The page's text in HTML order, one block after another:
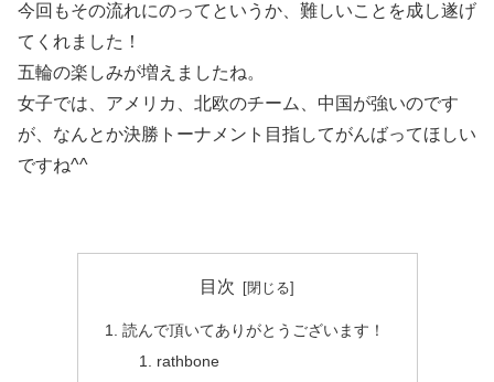
今回もその流れにのってというか、難しいことを成し遂げ
てくれました！
五輪の楽しみが増えましたね。
女子では、アメリカ、北欧のチーム、中国が強いのです
が、なんとか決勝トーナメント目指してがんばってほしい
ですね^^
目次
読んで頂いてありがとうございます！
rathbone